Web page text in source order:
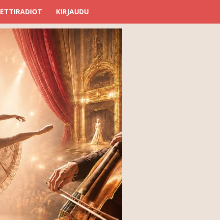
KIRJAUDU